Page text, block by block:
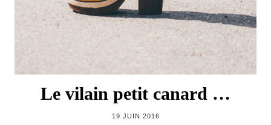
Le vilain petit canard …
19 JUIN 2016